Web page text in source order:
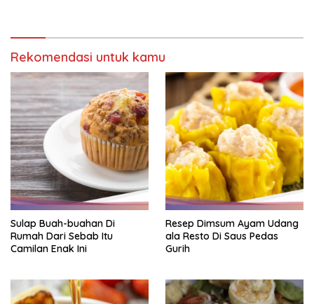
Rekomendasi untuk kamu
Sulap Buah-buahan Di
Rumah Dari Sebab Itu
Camilan Enak Ini
Resep Dimsum Ayam Udang
ala Resto Di Saus Pedas
Gurih